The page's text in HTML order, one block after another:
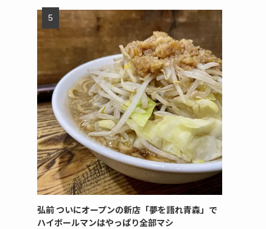
弘前 ついにオープンの新店「夢を語れ青森」で
ハイボールマンはやっぱり全部マシ